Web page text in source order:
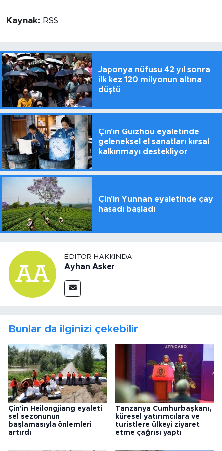
Kaynak: RSS
Japonya nüfusu 42 yıl sonra
ilk kez 120 milyonun altına
düştü
Çin'in Guizhou eyaletinde
geleneksel el sanatları kırsal
kalkınmayı destekliyor
Çin'in Yunnan eyaletinde çay
hasadı başladı
EDITÖR HAKKINDA
Ayhan Asker
Bunlar da ilginizi çekebilir
Çin'in Heilongjiang eyaleti
sel sezonunun
başlamasıyla önlemleri
artırdı
Tanzanya Cumhurbaşkanı,
küresel yatırımcılara ve
turistlere ülkeyi ziyaret
etme çağrısı yaptı